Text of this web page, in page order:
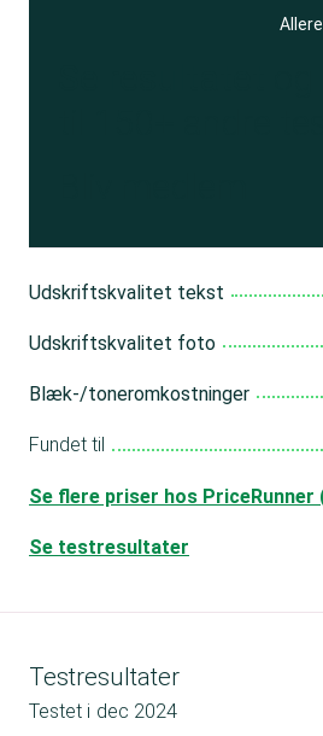
Udskriftskvalitet tekst
Udskriftskvalitet foto
Blæk-/toneromkostninger
Fundet til
Se flere priser hos PriceRunner
Se testresultater
Testresultater
Testet i dec 2024